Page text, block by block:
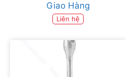
Giao Hàng
Liên hệ